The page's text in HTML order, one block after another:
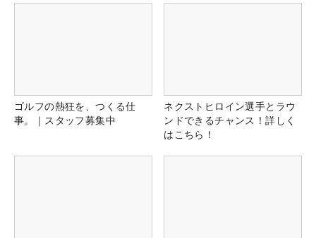
ゴルフの熱狂を、つくる仕
事。｜スタッフ募集中
ネクストヒロイン選手とラウ
ンドできるチャンス！詳しく
はこちら！